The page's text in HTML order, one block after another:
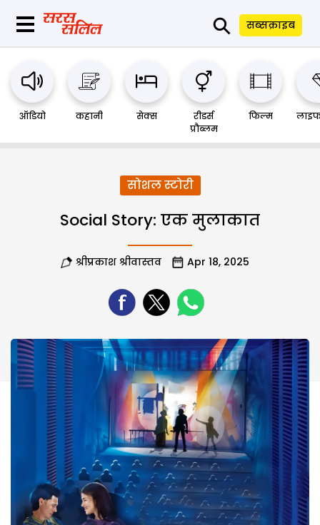
⚲ सब्सक्राइब
ऑडियो कहानी सेक्स
रीडर्स
प्रौब्लम
फिल्म
सोशल स्टोरी
Social Story: एक मुलाकात
श्रीप्रकाश श्रीवास्तव Apr 18, 2025